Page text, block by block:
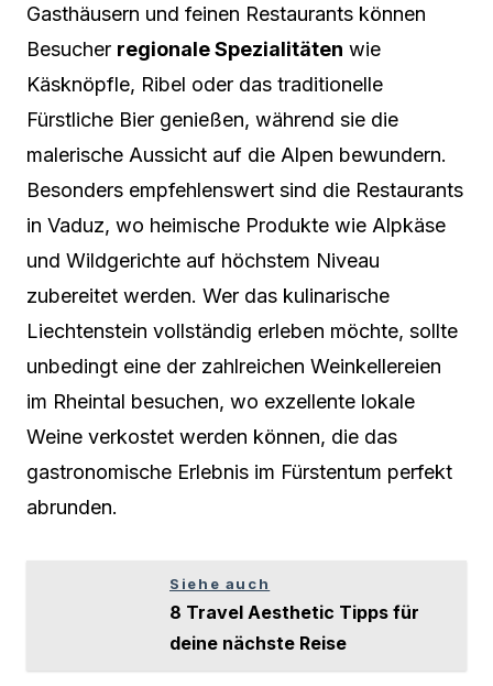
Gasthäusern und feinen Restaurants können
Besucher regionale Spezialitäten wie
Käsknöpfle, Ribel oder das traditionelle
Fürstliche Bier genießen, während sie die
malerische Aussicht auf die Alpen bewundern.
Besonders empfehlenswert sind die Restaurants
in Vaduz, wo heimische Produkte wie Alpkäse
und Wildgerichte auf höchstem Niveau
zubereitet werden. Wer das kulinarische
Liechtenstein vollständig erleben möchte, sollte
unbedingt eine der zahlreichen Weinkellereien
im Rheintal besuchen, wo exzellente lokale
Weine verkostet werden können, die das
gastronomische Erlebnis im Fürstentum perfekt
abrunden.
Siehe auch
8 Travel Aesthetic Tipps für
deine nächste Reise